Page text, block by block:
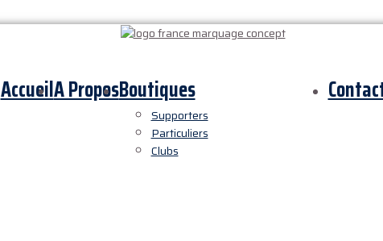
AccueilA ProposBoutiques
Supporters
Particuliers
Clubs